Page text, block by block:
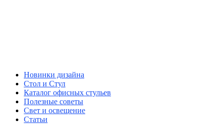
Новинки дизайна
Стол и Стул
Каталог офисных стульев
Полезные советы
Свет и освещение
Статьи